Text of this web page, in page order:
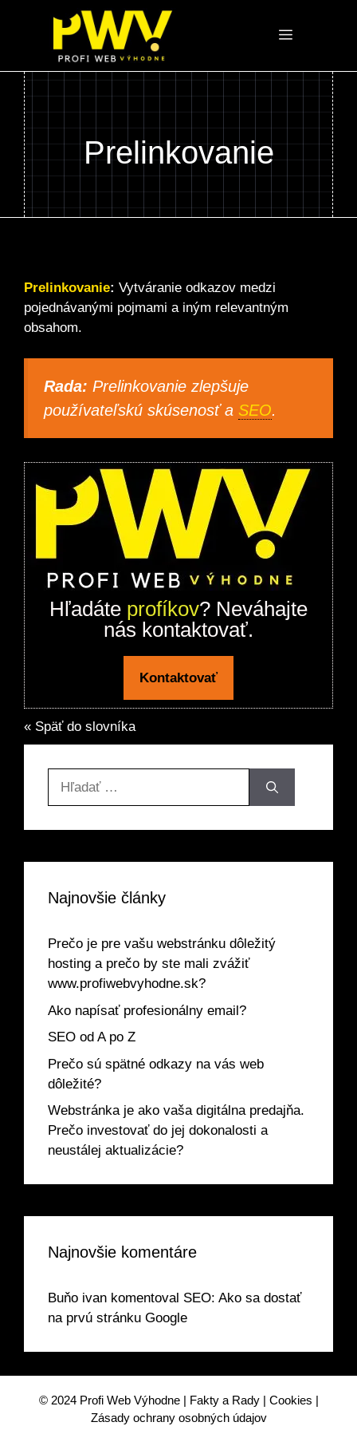
Menu
Prelinkovanie
Prelinkovanie: Vytváranie odkazov medzi
pojednávanými pojmami a iným relevantným
obsahom.
Rada: Prelinkovanie zlepšuje
používateľskú skúsenosť a SEO.
Hľadáte profíkov? Neváhajte
nás kontaktovať.
Kontaktovať
« Späť do slovníka
Najnovšie články
Prečo je pre vašu webstránku dôležitý
hosting a prečo by ste mali zvážiť
www.profiwebvyhodne.sk?
Ako napísať profesionálny email?
SEO od A po Z
Prečo sú spätné odkazy na vás web
dôležité?
Webstránka je ako vaša digitálna predajňa.
Prečo investovať do jej dokonalosti a
neustálej aktualizácie?
Najnovšie komentáre
Buňo ivan komentoval SEO: Ako sa dostať
na prvú stránku Google
© 2024 Profi Web Výhodne| Fakty a Rady| Cookies |
Zásady ochrany osobných údajov